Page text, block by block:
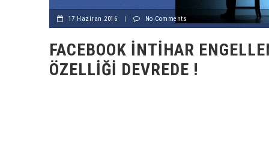
17 Haziran 2016 | No Comments
FACEBOOK İNTIHAR
ÖZELLIĞI DEVREDE !